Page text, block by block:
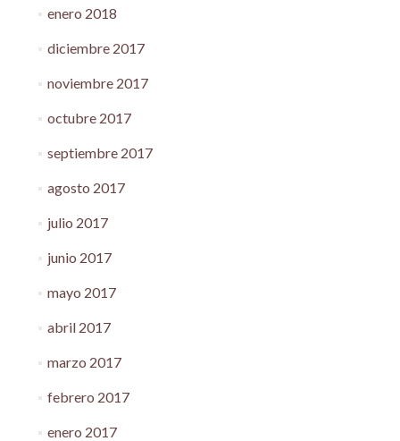
enero 2018
diciembre 2017
noviembre 2017
octubre 2017
septiembre 2017
agosto 2017
julio 2017
junio 2017
mayo 2017
abril 2017
marzo 2017
febrero 2017
enero 2017